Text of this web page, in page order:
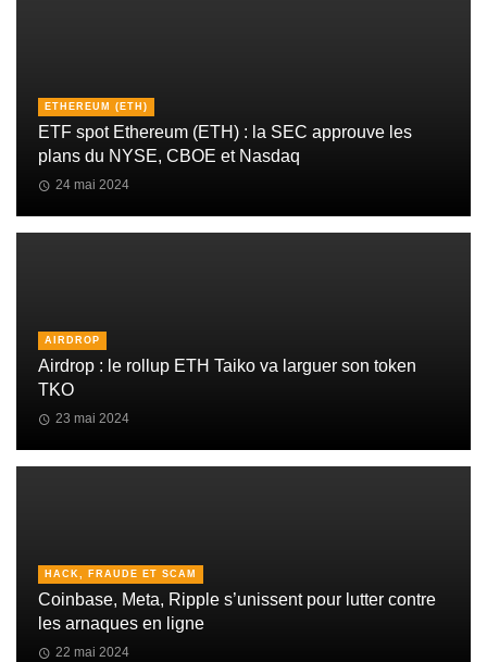
ETHEREUM (ETH)
ETF spot Ethereum (ETH) : la SEC approuve les
plans du NYSE, CBOE et Nasdaq
24 mai 2024
AIRDROP
Airdrop : le rollup ETH Taiko va larguer son token
TKO
23 mai 2024
HACK, FRAUDE ET SCAM
Coinbase, Meta, Ripple s’unissent pour lutter contre
les arnaques en ligne
22 mai 2024